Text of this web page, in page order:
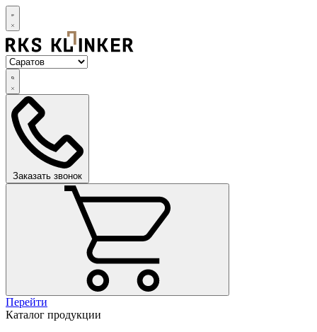
Заказать звонок
Перейти
Каталог продукции